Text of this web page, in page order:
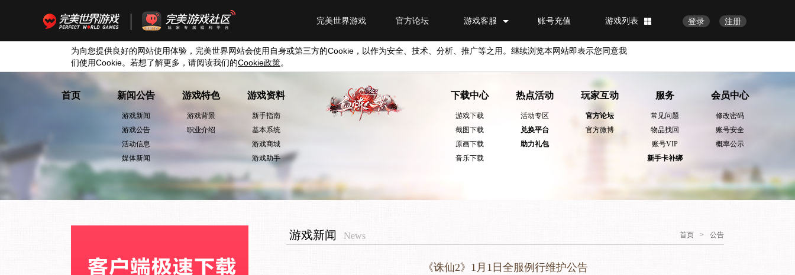
注册
登录
游戏列表
账号充值
游戏客服
官方论坛
完美世界游戏
为向您提供良好的网站使用体验，完美世界网站会使用自身或第三方的Cookie ，以作为安全、技术、分析、推广等之用。继续浏览本网站即表示您同意我
们使用Cookie。若想了解更多，请阅读我们的Cookie政策。
首页 新闻公告
游戏新闻
游戏公告
活动信息
媒体新闻
游戏特色
游戏背景
职业介绍
游戏资料
新手指南
基本系统
游戏商城
游戏助手
下载中心
游戏下载
截图下载
原画下载
音乐下载
热点活动
活动专区
兑换平台
助力礼包
玩家互动
官方论坛
官方微博
服务
常见问题
物品找回
账号VIP
新手卡补绑
会员中心
修改密码
账号安全
概率公示
首页 > 公告
游戏新闻 News
《诛仙2》1月1日全服例行维护公告